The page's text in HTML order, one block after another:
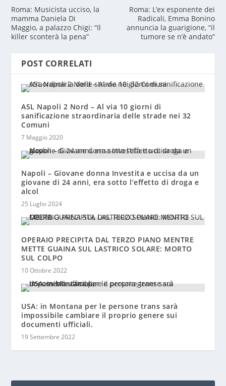
Roma: Musicista ucciso, la
mamma Daniela Di
Maggio, a palazzo Chigi: “Il
killer sconterà la pena”
Roma: L’ex esponente dei
Radicali, Emma Bonino
annuncia la guarigione, “il
tumore se n’è andato”
POST CORRELATI
ASL Napoli 2 Nord – Al via 10 giorni di
sanificazione straordinaria delle strade nei 32
Comuni
7 Maggio 2020
Napoli – Giovane donna Investita e uccisa da un
giovane di 24 anni, era sotto l’effetto di droga e
alcol
25 Luglio 2024
OPERAIO PRECIPITA DAL TERZO PIANO MENTRE
METTE GUAINA SUL LASTRICO SOLARE: MORTO
SUL COLPO
10 Ottobre 2022
USA: in Montana per le persone trans sarà
impossibile cambiare il proprio genere sui
documenti ufficiali.
19 Settembre 2022